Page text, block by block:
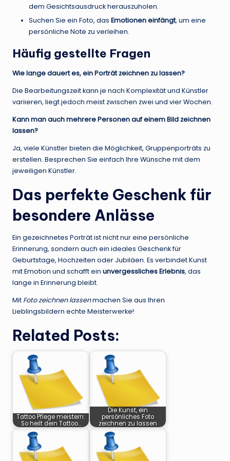
dem Gesichtsausdruck herauszuholen.
Suchen Sie ein Foto, das Emotionen einfängt, um eine
persönliche Note zu verleihen.
Häufig gestellte Fragen
Wie lange dauert es, ein Porträt zeichnen zu lassen?
Die Bearbeitungszeit kann je nach Komplexität und Künstler
variieren, liegt jedoch meist zwischen zwei und vier Wochen.
Kann man auch mehrere Personen auf einem Bild zeichnen
lassen?
Ja, viele Künstler bieten die Möglichkeit, Gruppenporträts zu
erstellen. Besprechen Sie einfach Ihre Wünsche mit dem
jeweiligen Künstler.
Das perfekte Geschenk für
besondere Anlässe
Ein gezeichnetes Porträt ist nicht nur eine persönliche
Erinnerung, sondern auch ein ideales Geschenk für
Geburtstage, Hochzeiten oder Jubiläen. Es verbindet Kunst
mit Emotion und schafft ein unvergessliches Erlebnis, das
lange in Erinnerung bleibt.
Mit Foto zeichnen lassenmachen Sie aus Ihren
Lieblingsbildern echte Meisterwerke!
Related Posts:
Tattoo Pflege meistern:
So heilt dein Tattoo…
Die Kunst, ein
persönliches Foto
zeichnen zu lassen